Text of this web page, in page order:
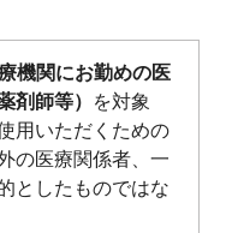
機関にお勤めの医
剤師等）
を対象
用いただくための
の医療関係者、一
としたものではな